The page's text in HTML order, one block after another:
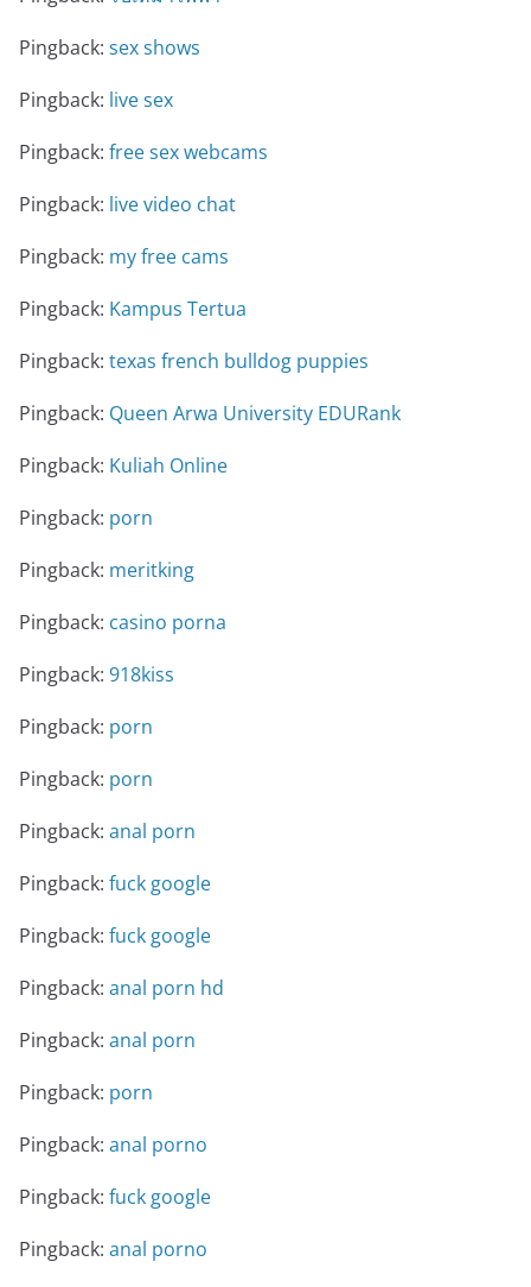
Pingback: sex shows
Pingback: live sex
Pingback: free sex webcams
Pingback: live video chat
Pingback: my free cams
Pingback: Kampus Tertua
Pingback: texas french bulldog puppies
Pingback: Queen Arwa University EDURank
Pingback: Kuliah Online
Pingback: porn
Pingback: meritking
Pingback: casino porna
Pingback: 918kiss
Pingback: porn
Pingback: porn
Pingback: anal porn
Pingback: fuck google
Pingback: fuck google
Pingback: anal porn hd
Pingback: anal porn
Pingback: porn
Pingback: anal porno
Pingback: fuck google
Pingback: anal porno